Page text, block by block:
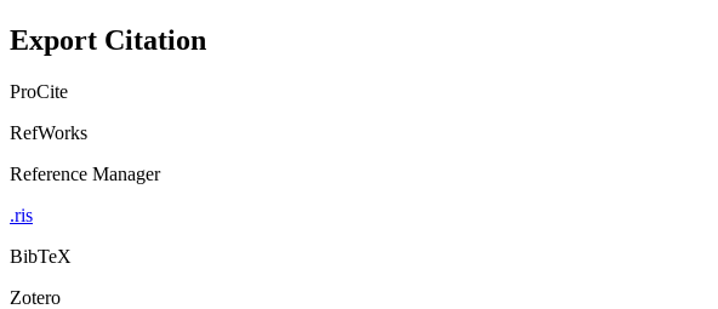
Export Citation
ProCite
RefWorks
Reference Manager
.ris
BibTeX
Zotero